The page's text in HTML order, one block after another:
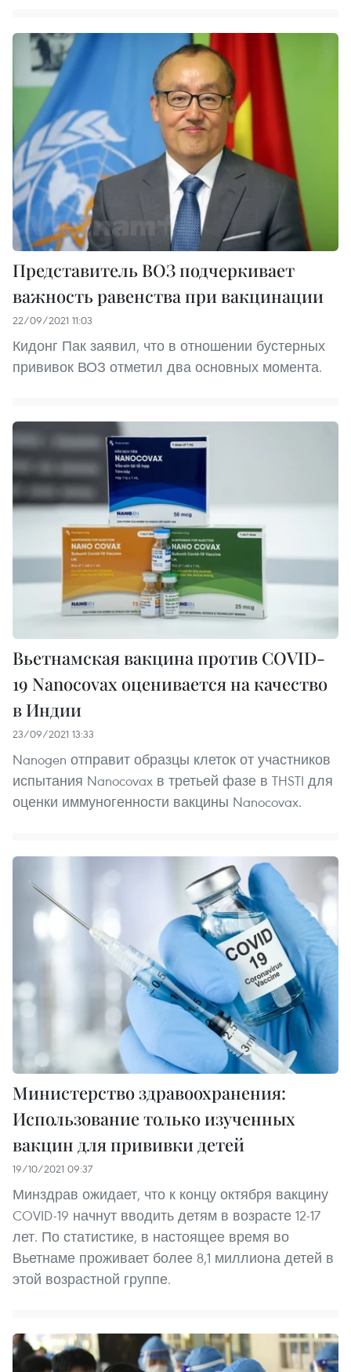
Представитель ВОЗ подчеркивает
важность равенства при вакцинации
22/09/2021 11:03
Кидонг Пак заявил, что в отношении бустерных
прививок ВОЗ отметил два основных момента.
Вьетнамская вакцина против COVID-
19 Nanocovax оценивается на качество
в Индии
23/09/2021 13:33
Nanogen отправит образцы клеток от участников
испытания Nanocovax в третьей фазе в THSTI для
оценки иммуногенности вакцины Nanocovax.
Министерство здравоохранения:
Использование только изученных
вакцин для прививки детей
19/10/2021 09:37
Минздрав ожидает, что к концу октября вакцину
COVID-19 начнут вводить детям в возрасте 12-17
лет. По статистике, в настоящее время во
Вьетнаме проживает более 8,1 миллиона детей в
этой возрастной группе.